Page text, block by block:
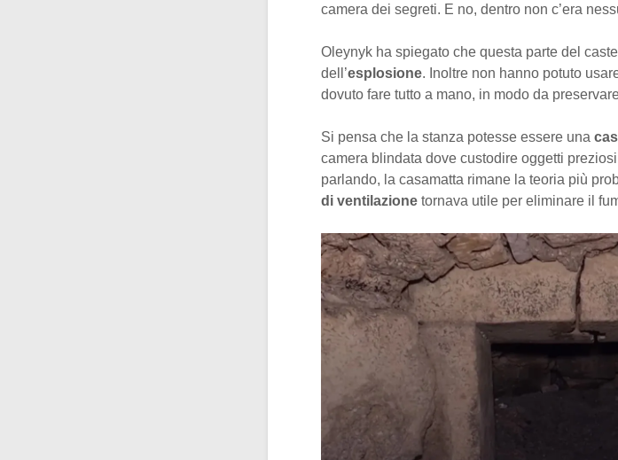
camera dei segreti. E no, dentro non c’era
Oleynyk ha spiegato che questa parte del
dell’esplosione. Inoltre non hanno potuto
dovuto fare tutto a mano, in modo da
Si pensa che la stanza potesse essere una
camera blindata dove custodire oggetti
parlando, la casamatta rimane la teoria più
di ventilazione tornava utile per eliminare il